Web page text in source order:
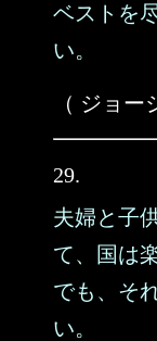
ベストを
い。
（ ジョー
29.
夫婦と子
て、国は
でも、そ
い。